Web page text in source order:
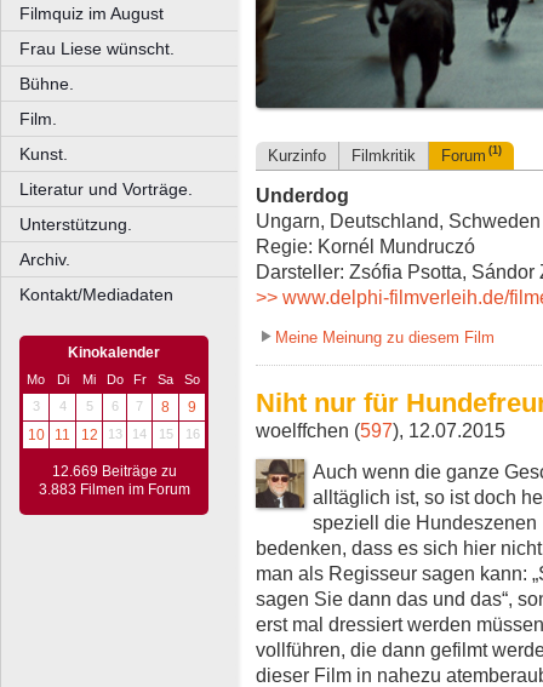
Filmquiz im August
Frau Liese wünscht.
Bühne.
Film.
Kunst.
Literatur und Vorträge.
Unterstützung.
Archiv.
Kontakt/Mediadaten
Kinokalender
Mo Di Mi Do Fr Sa
So
3
4 5 6 7 8
9
10
11 12 13 14 15 16
12.669 Beiträge zu
3.883 Filmen im Forum
Kurzinfo Filmkritik Forum (1)
Underdog
Ungarn, Deutschland,
Regie: Kornél Mundruczó
Darsteller: Zsófia Psotta, Sándor
>> www.delphi-filmverleih.de/
Meine Meinung zu diesem Film
Niht nur für
woelffchen (597), 12.07.2015
Auch wenn die ganze
alltäglich ist, so ist doch
speziell die Hundeszenen
bedenken, dass es sich hier
man als Regisseur sagen kann:
sagen Sie dann das und das“,
erst mal dressiert werden
vollführen, die dann gefilmt
dieser Film in nahezu